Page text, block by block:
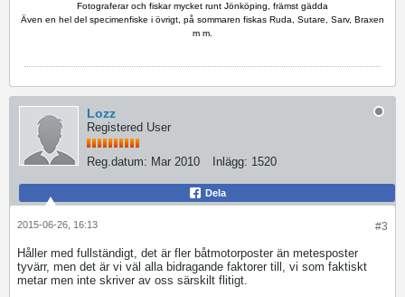
Fotograferar och fiskar mycket runt Jönköping, främst gädda
Även en hel del specimenfiske i övrigt, på sommaren fiskas Ruda, Sutare, Sarv, Braxen
m m.
Lozz
Registered User
Reg.datum: Mar 2010 Inlägg: 1520
Dela
#3
2015-06-26, 16:13
Håller med fullständigt, det är fler båtmotorposter än metesposter
tyvärr, men det är vi väl alla bidragande faktorer till, vi som faktiskt
metar men inte skriver av oss särskilt flitigt.